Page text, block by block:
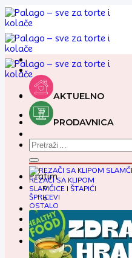
Preskoči
na
sadržaj
Pretraga
za:
Pratim
0,00RSD
Korpa
AKTUELNO
PRODAVNICA
REZAČI SA KLIPOM
SLAMČICE I ŠTAPIĆI
ŠPRICEVI
OSTALO